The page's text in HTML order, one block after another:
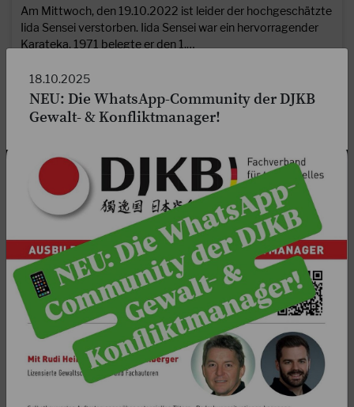
Am Mittwoch, den 19.10.2022 ist leider der hochgeschätzte
Iida Sensei verstorben. Iida Sensei war ein hervorragender
Karateka. 1971 belegte er den 1.…
WEITERLESEN
07.10.2022
DJKB Trainerausbildung 2022 erfolgreich
abgeschlossen
Am 1.10.2022 fand die aktuelle Trainerausbildung unseres
Verbandes im BLZ Bottrop ihren erfolgreichen Abschluss.
18.10.2025
NEU: Die WhatsApp-Community der DJKB
Gewalt- & Konfliktmanager!